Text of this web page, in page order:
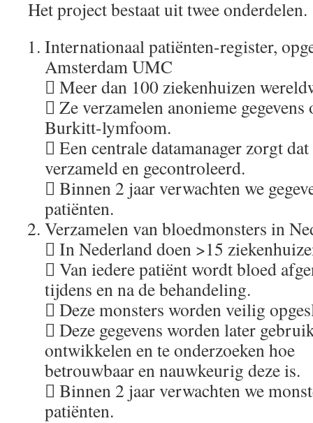
Het project bestaat uit twee onderdelen.
Internationaal patiënten-register,
Amsterdam UMC
 Meer dan 100 ziekenhuizen
 Ze verzamelen anonieme
Burkitt-lymfoom.
 Een centrale datamanager zorgt
verzameld en gecontroleerd.
 Binnen 2 jaar verwachten we
patiënten.
Verzamelen van bloedmonsters in
 In Nederland doen >15
 Van iedere patiënt wordt bloed
tijdens en na de behandeling.
 Deze monsters worden veilig
 Deze gegevens worden later
ontwikkelen en te onderzoeken hoe
betrouwbaar en nauwkeurig deze is.
 Binnen 2 jaar verwachten we
patiënten.